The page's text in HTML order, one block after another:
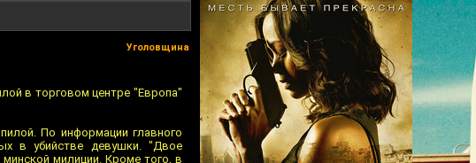
Уголовщина
в торговом центре "Европа"
По информации главного
в убийстве девушки. "Двое
милиции. Кроме того, в